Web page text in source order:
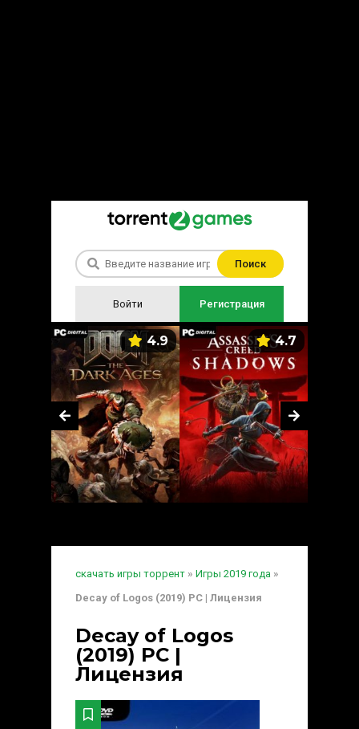
Поиск
Войти Регистрация
4.9 4.7
скачать игры торрент » Игры 2019 года »
Decay of Logos (2019) PC | Лицензия
Decay of Logos
(2019) PC |
Лицензия